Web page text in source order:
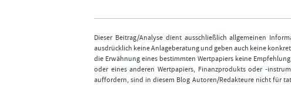
Dieser Beitrag/Analyse dient ausschließlich allgemeinen
ausdrücklich keine Anlageberatung und geben auch keine
die Erwähnung eines bestimmten Wertpapiers keine
oder eines anderen Wertpapiers, Finanzprodukts oder -
auffordern, sind in diesem Blog Autoren/Redakteure nicht für